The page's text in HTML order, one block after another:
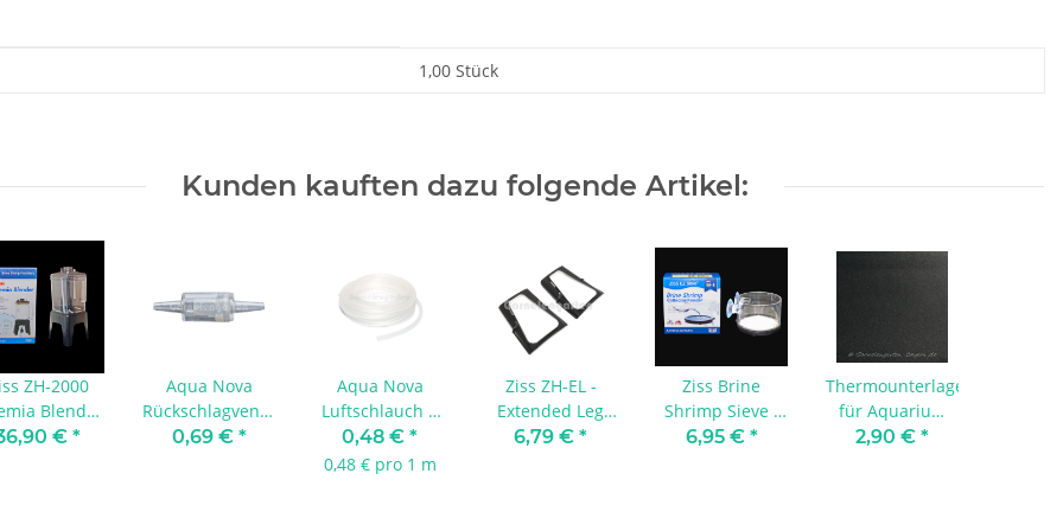
1,00 Stück
Kunden kauften dazu folgende Artikel:
ZH-2000
Blender
Set
€ *
Aqua Nova
Rückschlagventil
für 4/6 mm | 1
0,69 € *
Aqua Nova
Luftschlauch 4
mm |
Meterware
0,48 € *
0,48 € pro 1 m
Ziss ZH-EL -
Extended Leg
für Artemia
6,79 € *
Ziss Brine
Shrimp Sieve -
Artemia Sieb
6,95 € *
Thermounterlage
für Aquarium
"K2" 33x38
2,90 € *